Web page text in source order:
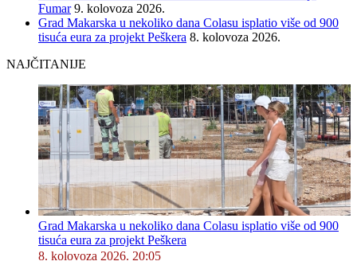
Fumar 9. kolovoza 2026.
Grad Makarska u nekoliko dana Colasu isplatio više od 900
tisuća eura za projekt Peškera 8. kolovoza 2026.
NAJČITANIJE
Grad Makarska u nekoliko dana Colasu isplatio više od 900
tisuća eura za projekt Peškera
8. kolovoza 2026. 20:05